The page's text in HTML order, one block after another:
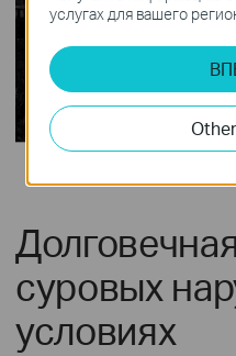
суровых
условиях
услугах для вашего